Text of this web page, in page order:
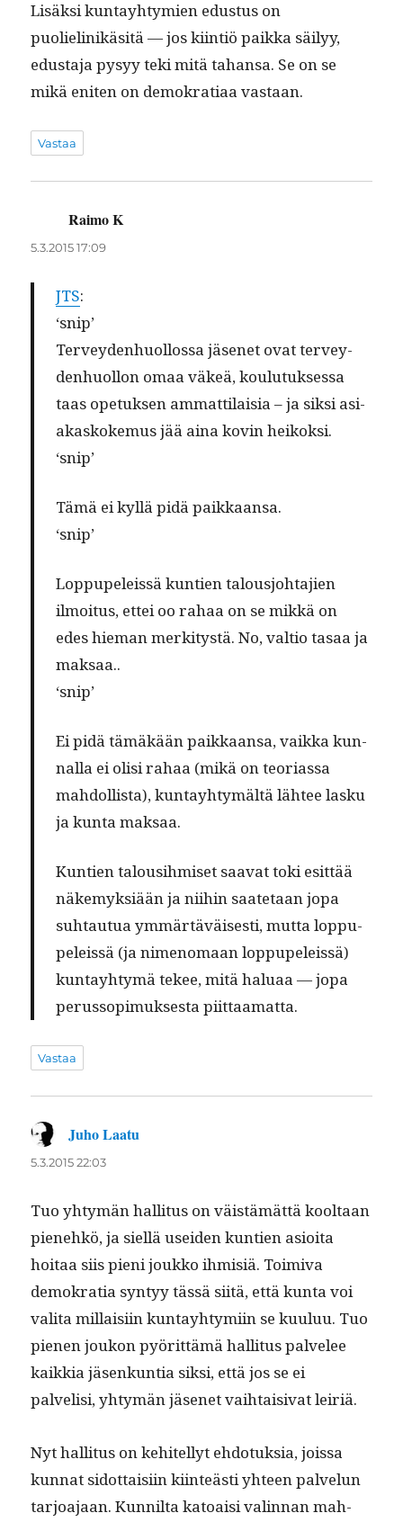
Lisäk­si kun­tay­htymien edus­tus on
puolielinikäsitä — jos kiin­tiö paik­ka säi­lyy,
edus­ta­ja pysyy teki mitä tahansa. Se on se
mikä eniten on demokra­ti­aa vastaan.
Vastaa
Raimo K
5.3.2015 17:09
JTS:
‘snip’
Ter­vey­den­huol­los­sa jäsenet ovat ter­vey­
den­huol­lon omaa väkeä, koulu­tuk­ses­sa
taas opetuk­sen ammat­ti­laisia – ja sik­si asi­
akaskoke­mus jää aina kovin heikoksi.
‘snip’
Tämä ei kyl­lä pidä paikkaansa.
‘snip’
Lop­pu­peleis­sä kun­tien talousjo­hta­jien
ilmoi­tus, ettei oo rahaa on se mikkä on
edes hie­man merk­i­tys­tä. No, val­tio tasaa ja
maksaa..
‘snip’
Ei pidä tämäkään paikkaansa, vaik­ka kun­
nal­la ei olisi rahaa (mikä on teo­ri­as­sa
mah­dol­lista), kun­tay­htymältä läh­tee lasku
ja kun­ta maksaa.
Kun­tien talousih­miset saa­vat toki esit­tää
näke­myk­siään ja niihin saate­taan jopa
suh­tau­tua ymmärtäväis­es­ti, mut­ta lop­pu­
peleis­sä (ja nimeno­maan lop­pu­peleis­sä)
kun­tay­htymä tekee, mitä halu­aa — jopa
perus­sopimuk­ses­ta piittaamatta.
Vastaa
Juho Laatu
5.3.2015 22:03
Tuo yhtymän hal­li­tus on väistämät­tä kooltaan
pienehkö, ja siel­lä usei­den kun­tien asioi­ta
hoitaa siis pieni joukko ihmisiä. Toimi­va
demokra­tia syn­tyy tässä siitä, että kun­ta voi
vali­ta mil­laisi­in kun­tay­htymi­in se kuu­luu. Tuo
pienen joukon pyörit­tämä hal­li­tus palvelee
kaikkia jäsenkun­tia sik­si, että jos se ei
palvelisi, yhtymän jäsenet vai­h­taisi­vat leiriä.
Nyt hal­li­tus on kehitel­lyt ehdo­tuk­sia, jois­sa
kun­nat sidot­taisi­in kiin­teästi yhteen palvelun
tar­joa­jaan. Kun­nil­ta katoaisi valin­nan mah­